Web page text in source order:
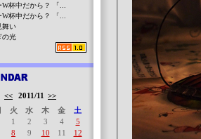
杯中だから？ 「...
杯中だから？ 「...
舞い
の光
<< 2011/11 >>
火 水 木 金
土
1
2 3 4
5
8 9 10 11
12